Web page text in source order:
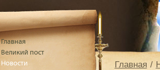
Главная
Главная
Великий пост
Новости